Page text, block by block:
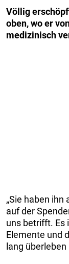
Völlig
oben, wo er
medizinisch
„Sie haben
auf der
uns betrifft. Es
Elemente und
lang